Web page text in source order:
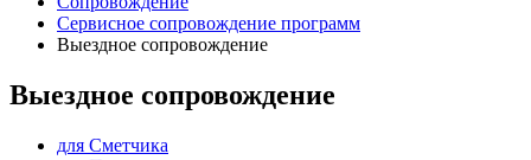
Сервисное сопровождение программ
Выездное сопровождение
Выездное сопровождение
для Сметчика